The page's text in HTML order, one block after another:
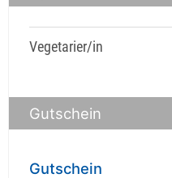
Vegetarier/in
Gutschein
Gutschein